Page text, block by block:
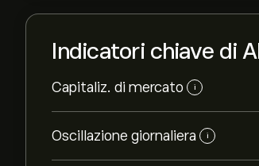
Indicatori chiave di
Capitaliz. di mercato i
Oscillazione giornaliera i